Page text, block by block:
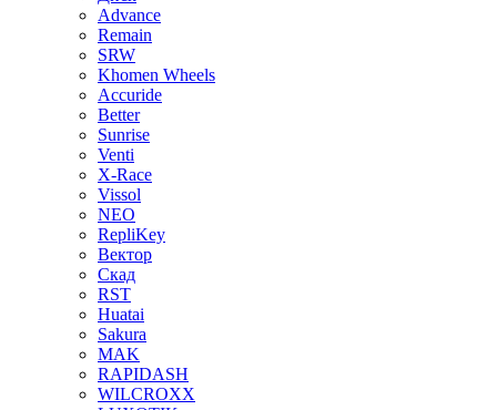
Advance
Remain
SRW
Khomen Wheels
Accuride
Better
Sunrise
Venti
X-Race
Vissol
NEO
RepliKey
Вектор
Скад
RST
Huatai
Sakura
MAK
RAPIDASH
WILCROXX